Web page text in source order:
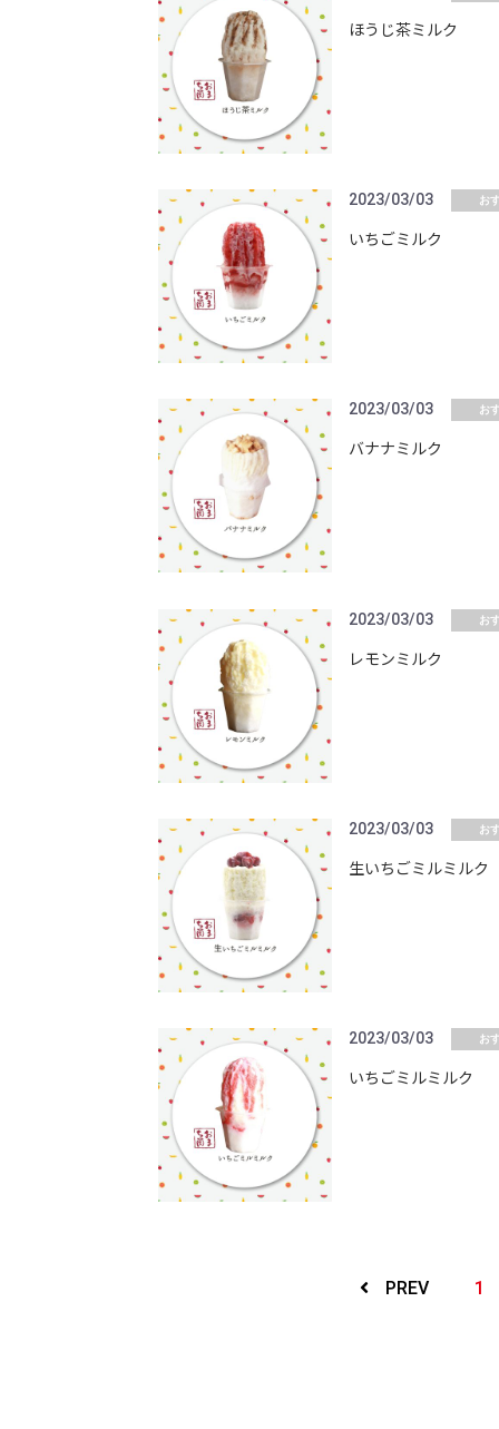
ほうじ茶ミルク
2023/03/03 お
いちごミルク
2023/03/03 お
バナナミルク
2023/03/03 お
レモンミルク
2023/03/03 お
生いちごミルミルク
2023/03/03 お
いちごミルミルク
PREV 1